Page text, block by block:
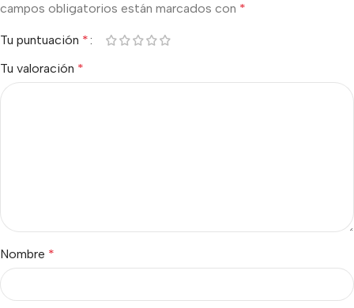
campos obligatorios están marcados con *
Tu puntuación *
Tu valoración *
Nombre *